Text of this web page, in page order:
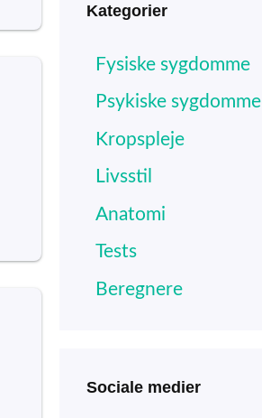
Kategorier
Fysiske sygdomme
Psykiske sygdomme
Kropspleje
Livsstil
Anatomi
Tests
Beregnere
Sociale medier